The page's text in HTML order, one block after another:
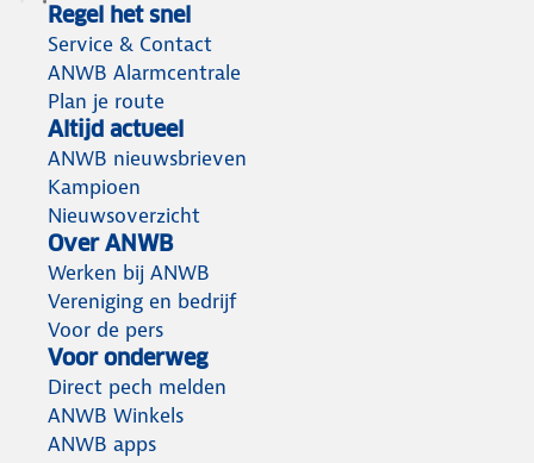
Regel het snel
Service & Contact
ANWB Alarmcentrale
Plan je route
Altijd actueel
ANWB nieuwsbrieven
Kampioen
Nieuwsoverzicht
Over ANWB
Werken bij ANWB
Vereniging en bedrijf
Voor de pers
Voor onderweg
Direct pech melden
ANWB Winkels
ANWB apps